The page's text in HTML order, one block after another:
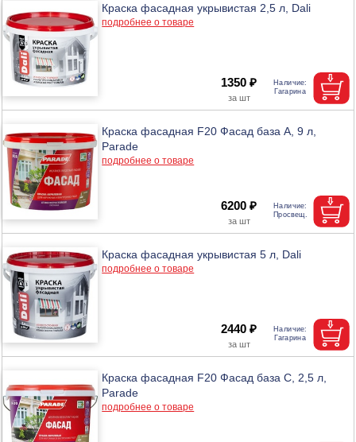
Краска фасадная укрывистая 2,5 л, Dali
подробнее о товаре
1350 ₽
Краска фасадная F20 Фасад база А, 9 л,
Parade
подробнее о товаре
6200 ₽
Краска фасадная укрывистая 5 л, Dali
подробнее о товаре
2440 ₽
Краска фасадная F20 Фасад база С, 2,5 л,
Parade
подробнее о товаре